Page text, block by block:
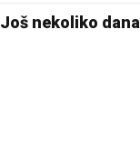
Još nekoliko